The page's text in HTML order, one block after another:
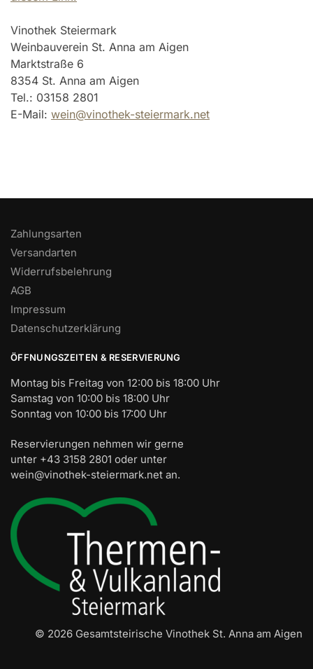
Vinothek Steiermark
Weinbauverein St. Anna am Aigen
Marktstraße 6
8354 St. Anna am Aigen
Tel.: 03158 2801
E-Mail: wein@vinothek-steiermark.net
Zahlungsarten
Versandarten
Widerrufsbelehrung
AGB
Impressum
Datenschutzerklärung
ÖFFNUNGSZEITEN & RESERVIERUNG
Montag bis Freitag von 12:00 bis 18:00 Uhr
Samstag von 10:00 bis 18:00 Uhr
Sonntag von 10:00 bis 17:00 Uhr
Reservierungen nehmen wir gerne
unter +43 3158 2801 oder unter
wein@vinothek-steiermark.net an.
© 2026 Gesamtsteirische Vinothek St. Anna am Aigen